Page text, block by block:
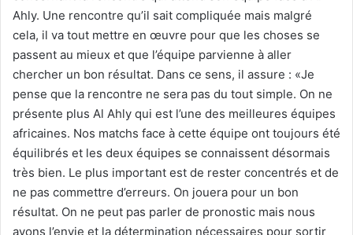
Ahly. Une rencontre qu’il sait compliquée mais malgré
cela, il va tout mettre en œuvre pour que les choses se
passent au mieux et que l’équipe parvienne à aller
chercher un bon résultat. Dans ce sens, il assure : «Je
pense que la rencontre ne sera pas du tout simple. On ne
présente plus Al Ahly qui est l’une des meilleures équipes
africaines. Nos matchs face à cette équipe ont toujours été
équilibrés et les deux équipes se connaissent désormais
très bien. Le plus important est de rester concentrés et de
ne pas commettre d’erreurs. On jouera pour un bon
résultat. On ne peut pas parler de pronostic mais nous
avons l’envie et la détermination nécessaires pour sortir